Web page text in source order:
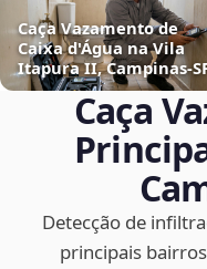
Caça Vazamento de
Caixa d'Água na Vila
Itapura II,
Caça
Detecção de
principais bairros